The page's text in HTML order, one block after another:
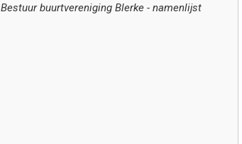
Bestuur buurtvereniging Blerke - namenlijst